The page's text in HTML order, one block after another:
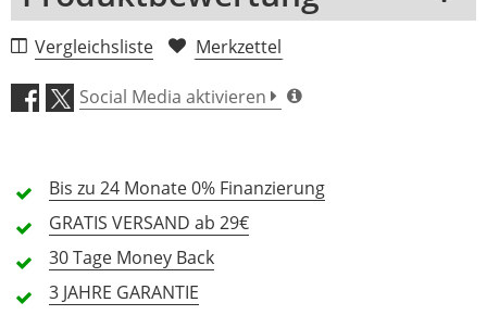
1 Rezension
5 Sterne
4 Sterne
2 Sterne
1 Sterne
Vergleichsliste Merkzettel
Social Media aktivieren
Bis zu 24 Monate0% Finanzierung
GRATIS VERSAND ab 29€
30 Tage Money Back
3 JAHRE GARANTIE